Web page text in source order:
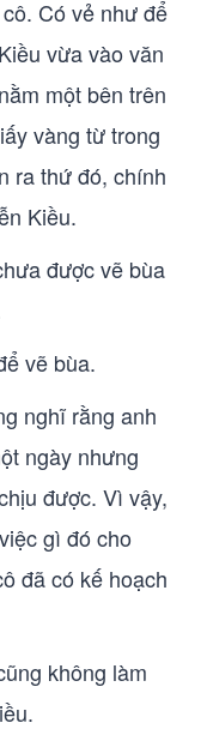
Có vẻ như để
vừa vào văn
một bên trên
vàng từ trong
ra thứ đó, chính
Kiều.
được vẽ bùa
vẽ bùa.
nghĩ rằng anh
ngày nhưng
được. Vì vậy,
gì đó cho
đã có kế hoạch
không làm